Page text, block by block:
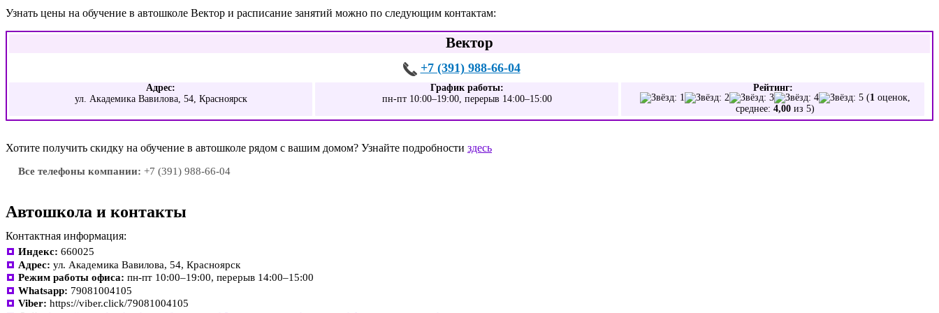
Узнать цены на обучение в автошколе Вектор и расписание занятий можно по следующим контактам:
Вектор
+7 (391) 988-66-04
Адрес:
ул. Академика Вавилова, 54, Красноярск
График работы:
пн-пт 10:00–19:00, перерыв 14:00–15:00
Рейтинг:
(1 оценок,
среднее: 4,00 из 5)
Хотите получить скидку на обучение в автошколе рядом с вашим домом? Узнайте подробности здесь
Все телефоны компании: +7 (391) 988-66-04
Автошкола и контакты
Контактная информация:
Индекс: 660025
Адрес: ул. Академика Вавилова, 54, Красноярск
Режим работы офиса: пн-пт 10:00–19:00, перерыв 14:00–15:00
Whatsapp: 79081004105
Viber: https://viber.click/79081004105